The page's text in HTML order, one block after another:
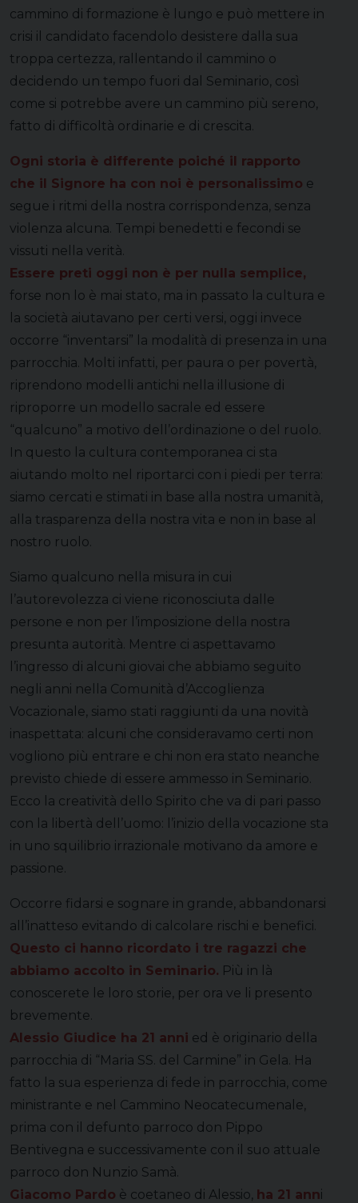
cammino di formazione è lungo e può mettere in
crisi il candidato facendolo desistere dalla sua
troppa certezza, rallentando il cammino o
decidendo un tempo fuori dal Seminario, così
come si potrebbe avere un cammino più sereno,
fatto di difficoltà ordinarie e di crescita.
Ogni storia è differente poiché il rapporto
che il Signore ha con noi è personalissimo e
segue i ritmi della nostra corrispondenza, senza
violenza alcuna. Tempi benedetti e fecondi se
vissuti nella verità.
Essere preti oggi non è per nulla semplice,
forse non lo è mai stato, ma in passato la cultura e
la società aiutavano per certi versi, oggi invece
occorre “inventarsi” la modalità di presenza in una
parrocchia. Molti infatti, per paura o per povertà,
riprendono modelli antichi nella illusione di
riproporre un modello sacrale ed essere
“qualcuno” a motivo dell’ordinazione o del ruolo.
In questo la cultura contemporanea ci sta
aiutando molto nel riportarci con i piedi per terra:
siamo cercati e stimati in base alla nostra umanità,
alla trasparenza della nostra vita e non in base al
nostro ruolo.
Siamo qualcuno nella misura in cui
l’autorevolezza ci viene riconosciuta dalle
persone e non per l’imposizione della nostra
presunta autorità. Mentre ci aspettavamo
l’ingresso di alcuni giovai che abbiamo seguito
negli anni nella Comunità d’Accoglienza
Vocazionale, siamo stati raggiunti da una novità
inaspettata: alcuni che consideravamo certi non
vogliono più entrare e chi non era stato neanche
previsto chiede di essere ammesso in Seminario.
Ecco la creatività dello Spirito che va di pari passo
con la libertà dell’uomo: l’inizio della vocazione sta
in uno squilibrio irrazionale motivano da amore e
passione.
Occorre fidarsi e sognare in grande, abbandonarsi
all’inatteso evitando di calcolare rischi e benefici.
Questo ci hanno ricordato i tre ragazzi che
abbiamo accolto in Seminario. Più in là
conoscerete le loro storie, per ora ve li presento
brevemente.
Alessio Giudice ha 21 anni ed è originario della
parrocchia di “Maria SS. del Carmine” in Gela. Ha
fatto la sua esperienza di fede in parrocchia, come
ministrante e nel Cammino Neocatecumenale,
prima con il defunto parroco don Pippo
Bentivegna e successivamente con il suo attuale
parroco don Nunzio Samà.
Giacomo Pardo è coetaneo di Alessio, ha 21 anni